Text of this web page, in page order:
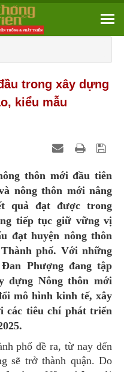
trong xây dựng
kiểu mẫu
thôn mới đầu tiên
nông thôn mới nâng
quả đạt được trong
tiếp tục giữ vững vị
đạt huyện nông thôn
phố. Với những
Phượng đang tập
dựng Nông thôn mới
mô hình kinh tế, xây
các tiêu chí phát triển
phố đề ra, từ nay đến
sẽ trở thành quận. Do